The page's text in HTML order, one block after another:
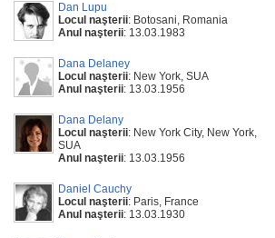
Dan Lupu
Locul naşterii: Botosani, Romania
Anul naşterii: 13.03.1983
Dana Delaney
Locul naşterii: New York, SUA
Anul naşterii: 13.03.1956
Dana Delany
Locul naşterii: New York City, New York,
SUA
Anul naşterii: 13.03.1956
Daniel Cauchy
Locul naşterii: Paris, France
Anul naşterii: 13.03.1930